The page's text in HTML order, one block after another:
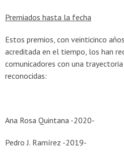
Premiados hasta la fecha
Estos premios, con veinticinco
acreditada en el tiempo, los han
comunicadores con una
reconocidas:
Ana Rosa Quintana -2020-
Pedro J. Ramírez -2019-